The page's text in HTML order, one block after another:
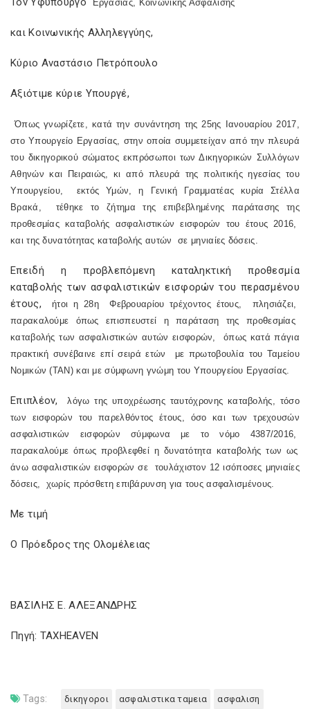
Εργασίας, Κοινωνικής Ασφάλισης
και Κοινωνικής Αλληλεγγύης,
Κύριο Αναστάσιο Πετρόπουλο
Αξιότιμε κύριε Υπουργέ,
Όπως γνωρίζετε, κατά την συνάντηση της 25ης Ιανουαρίου 2017,
στο Υπουργείο Εργασίας, στην οποία συμμετείχαν από την πλευρά
του δικηγορικού σώματος εκπρόσωποι των Δικηγορικών Συλλόγων
Αθηνών και Πειραιώς, κι από πλευρά της πολιτικής ηγεσίας του
Υπουργείου,
εκτός Υμών, η Γενική Γραμματέας κυρία Στέλλα
Βρακά,
τέθηκε το ζήτημα της επιβεβλημένης παράτασης της
προθεσμίας καταβολής ασφαλιστικών εισφορών του έτους 2016,
και της δυνατότητας καταβολής αυτών
σε μηνιαίες δόσεις.
Επειδή η προβλεπόμενη καταληκτική προθεσμία
καταβολής των ασφαλιστικών εισφορών του περασμένου
έτους,
ήτοι η 28η Φεβρουαρίου τρέχοντος έτους,
πλησιάζει,
παρακαλούμε όπως επισπευστεί η παράταση της προθεσμίας
καταβολής των ασφαλιστικών αυτών εισφορών,
όπως κατά πάγια
πρακτική συνέβαινε επί σειρά ετών
με πρωτοβουλία του Ταμείου
Νομικών (ΤΑΝ) και με σύμφωνη γνώμη του Υπουργείου Εργασίας.
Επιπλέον,
λόγω της υποχρέωσης ταυτόχρονης καταβολής, τόσο
των εισφορών του παρελθόντος έτους, όσο και των τρεχουσών
ασφαλιστικών εισφορών σύμφωνα με το νόμο 4387/2016,
παρακαλούμε όπως προβλεφθεί η δυνατότητα καταβολής των ως
άνω ασφαλιστικών εισφορών σε
τουλάχιστον 12 ισόποσες μηνιαίες
δόσεις,
χωρίς πρόσθετη επιβάρυνση για τους ασφαλισμένους.
Με τιμή
Ο Πρόεδρος της Ολομέλειας
ΒΑΣΙΛΗΣ Ε. ΑΛΕΞΑΝΔΡΗΣ
Πηγή: TAXHEAVEN
Tags: δικηγοροι ασφαλιστικα ταμεια ασφαλιση